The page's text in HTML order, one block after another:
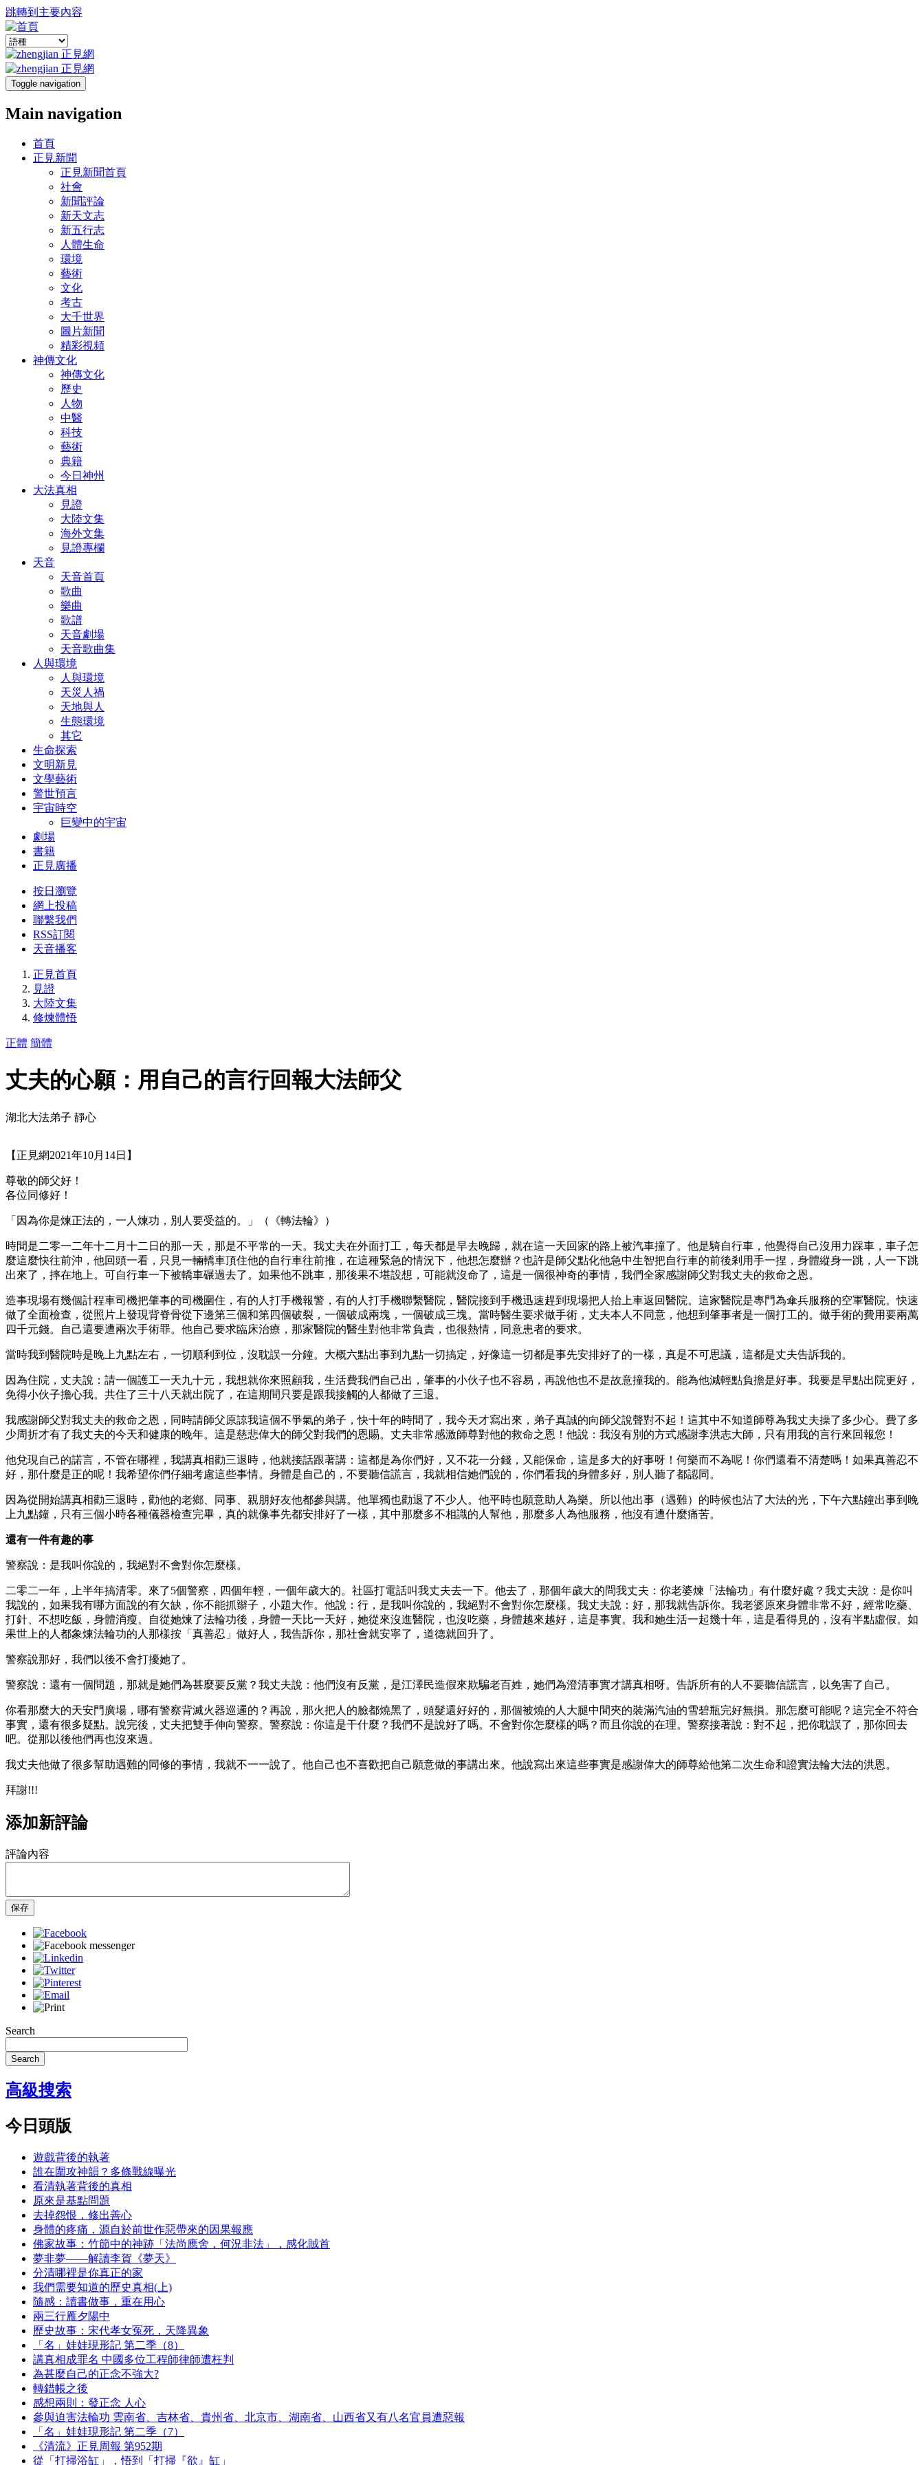
跳轉到主要內容
Toggle navigation
Main navigation
首頁
正見新聞
正見新聞首頁
社會
新聞評論
新天文志
新五行志
人體生命
環境
藝術
文化
考古
大千世界
圖片新聞
精彩視頻
神傳文化
神傳文化
歷史
人物
中醫
科技
藝術
典籍
今日神州
大法真相
見證
大陸文集
海外文集
見證專欄
天音
天音首頁
歌曲
樂曲
歌譜
天音劇場
天音歌曲集
人與環境
人與環境
天災人禍
天地與人
生態環境
其它
生命探索
文明新見
文學藝術
警世預言
宇宙時空
巨變中的宇宙
劇場
書籍
正見廣播
按日瀏覽
網上投稿
聯繫我們
RSS訂閱
天音播客
正見首頁
見證
大陸文集
修煉體悟
正體 簡體
丈夫的心願：用自己的言行回報大法師父
湖北大法弟子 靜心
【正見網2021年10月14日】
尊敬的師父好！
各位同修好！
「因為你是煉正法的，一人煉功，別人要受益的。」（《轉法輪》）
時間是二零一二年十二月十二日的那一天，那是不平常的一天。我丈夫在外面打工，每天都是早去晚歸，就在這一天回家的路上被汽車撞了。他是騎自行車，他覺得自己沒用力踩車，車子怎
麼這麼快往前沖，他回頭一看，只見一輛轎車頂住他的自行車往前推，在這種緊急的情況下，他想怎麼辦？也許是師父點化他急中生智把自行車的前後剎用手一捏，身體縱身一跳，人一下跳
出來了，摔在地上。可自行車一下被轎車碾過去了。如果他不跳車，那後果不堪設想，可能就沒命了，這是一個很神奇的事情，我們全家感謝師父對我丈夫的救命之恩。
造事現場有幾個計程車司機把肇事的司機圍住，有的人打手機報警，有的人打手機聯繫醫院，醫院接到手機迅速趕到現場把人抬上車返回醫院。這家醫院是專門為傘兵服務的空軍醫院。快速
做了全面檢查，從照片上發現背脊骨從下邊第三個和第四個破裂，一個破成兩塊，一個破成三塊。當時醫生要求做手術，丈夫本人不同意，他想到肇事者是一個打工的。做手術的費用要兩萬
四千元錢。自己還要遭兩次手術罪。他自己要求臨床治療，那家醫院的醫生對他非常負責，也很熱情，同意患者的要求。
當時我到醫院時是晚上九點左右，一切順利到位，沒耽誤一分鐘。大概六點出事到九點一切搞定，好像這一切都是事先安排好了的一樣，真是不可思議，這都是丈夫告訴我的。
因為住院，丈夫說：請一個護工一天九十元，我想就你來照顧我，生活費我們自己出，肇事的小伙子也不容易，再說他也不是故意撞我的。能為他減輕點負擔是好事。我要是早點出院更好，
免得小伙子擔心我。共住了三十八天就出院了，在這期間只要是跟我接觸的人都做了三退。
我感謝師父對我丈夫的救命之恩，同時請師父原諒我這個不爭氣的弟子，快十年的時間了，我今天才寫出來，弟子真誠的向師父說聲對不起！這其中不知道師尊為我丈夫操了多少心。費了多
少周折才有了我丈夫的今天和健康的晚年。這是慈悲偉大的師父對我們的恩賜。丈夫非常感激師尊對他的救命之恩！他說：我沒有別的方式感謝李洪志大師，只有用我的言行來回報您！
他兌現自己的諾言，不管在哪裡，我講真相勸三退時，他就接話跟著講：這都是為你們好，又不花一分錢，又能保命，這是多大的好事呀！何樂而不為呢！你們還看不清楚嗎！如果真善忍不
好，那什麼是正的呢！我希望你們仔細考慮這些事情。身體是自己的，不要聽信謊言，我就相信她們說的，你們看我的身體多好，別人聽了都認同。
因為從開始講真相勸三退時，勸他的老鄉、同事、親朋好友他都參與講。他單獨也勸退了不少人。他平時也願意助人為樂。所以他出事（遇難）的時候也沾了大法的光，下午六點鐘出事到晚
上九點鐘，只有三個小時各種儀器檢查完畢，真的就像事先都安排好了一樣，其中那麼多不相識的人幫他，那麼多人為他服務，他沒有遭什麼痛苦。
還有一件有趣的事
警察說：是我叫你說的，我絕對不會對你怎麼樣。
二零二一年，上半年搞清零。來了5個警察，四個年輕，一個年歲大的。社區打電話叫我丈夫去一下。他去了，那個年歲大的問我丈夫：你老婆煉「法輪功」有什麼好處？我丈夫說：是你叫
我說的，如果我有哪方面說的有欠缺，你不能抓辮子，小題大作。他說：行，是我叫你說的，我絕對不會對你怎麼樣。我丈夫說：好，那我就告訴你。我老婆原來身體非常不好，經常吃藥、
打針、不想吃飯，身體消瘦。自從她煉了法輪功後，身體一天比一天好，她從來沒進醫院，也沒吃藥，身體越來越好，這是事實。我和她生活一起幾十年，這是看得見的，沒有半點虛假。如
果世上的人都象煉法輪功的人那樣按「真善忍」做好人，我告訴你，那社會就安寧了，道德就回升了。
警察說那好，我們以後不會打擾她了。
警察說：還有一個問題，那就是她們為甚麼要反黨？我丈夫說：他們沒有反黨，是江澤民造假來欺騙老百姓，她們為澄清事實才講真相呀。告訴所有的人不要聽信謊言，以免害了自己。
你看那麼大的天安門廣場，哪有警察背滅火器巡邏的？再說，那火把人的臉都燒黑了，頭髮還好好的，那個被燒的人大腿中間夾的裝滿汽油的雪碧瓶完好無損。那怎麼可能呢？這完全不符合
事實，還有很多疑點。說完後，丈夫把雙手伸向警察。警察說：你這是干什麼？我們不是說好了嗎。不會對你怎麼樣的嗎？而且你說的在理。警察接著說：對不起，把你耽誤了，那你回去
吧。從那以後他們再也沒來過。
我丈夫他做了很多幫助遇難的同修的事情，我就不一一說了。他自己也不喜歡把自己願意做的事講出來。他說寫出來這些事實是感謝偉大的師尊給他第二次生命和證實法輪大法的洪恩。
拜謝!!!
添加新評論
評論內容
保存
Search
Search
高級搜索
今日頭版
遊戲背後的執著
誰在圍攻神韻？多條戰線曝光
看清執著背後的真相
原來是基點問題
去掉怨恨，修出善心
身體的疼痛，源自於前世作惡帶來的因果報應
佛家故事：竹節中的神跡「法尚應舍，何況非法」，感化賊首
夢非夢——解讀李賀《夢天》
分清哪裡是你真正的家
我們需要知道的歷史真相(上)
隨感：讀書做事，重在用心
兩三行雁夕陽中
歷史故事：宋代孝女冤死，天降異象
「名」娃娃現形記 第二季（8）
講真相成罪名 中國多位工程師律師遭枉判
為甚麼自己的正念不強大?
轉錯帳之後
感想兩則：發正念 人心
參與迫害法輪功 雲南省、吉林省、貴州省、北京市、湖南省、山西省又有八名官員遭惡報
「名」娃娃現形記 第二季（7）
《清流》正見周報 第952期
從「打掃浴缸」，悟到「打掃『欲』缸」